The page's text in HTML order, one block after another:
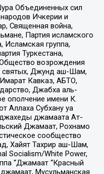
Объединенных сил
Ичкерии и
Священная война,
Партия исламского
группа,
Туркестана,
возрождения
святых, Джунд аш-Шам,
Кавказ, АБТО,
Джабха аль-
ополчение имени К.
Аллаха Субхану уа
джамаата Ат-
Джамаат, Рохнамо
сообщество
Хайят Тахрир аш-Шам,
Socialism/White Power,
“Джамаат “Красный
Мусульманская